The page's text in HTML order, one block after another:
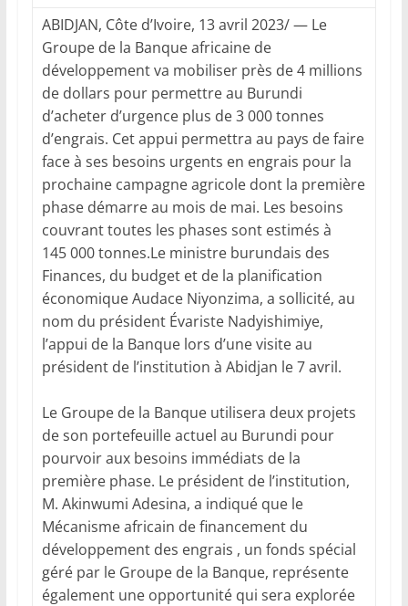
ABIDJAN, Côte d’Ivoire, 13 avril 2023/ — Le
Groupe de la Banque africaine de
développement va mobiliser près de 4 millions
de dollars pour permettre au Burundi
d’acheter d’urgence plus de 3 000 tonnes
d’engrais. Cet appui permettra au pays de faire
face à ses besoins urgents en engrais pour la
prochaine campagne agricole dont la première
phase démarre au mois de mai. Les besoins
couvrant toutes les phases sont estimés à
145 000 tonnes.Le ministre burundais des
Finances, du budget et de la planification
économique Audace Niyonzima, a sollicité, au
nom du président Évariste Nadyishimiye,
l’appui de la Banque lors d’une visite au
président de l’institution à Abidjan le 7 avril.
Le Groupe de la Banque utilisera deux projets
de son portefeuille actuel au Burundi pour
pourvoir aux besoins immédiats de la
première phase. Le président de l’institution,
M. Akinwumi Adesina, a indiqué que le
Mécanisme africain de financement du
développement des engrais , un fonds spécial
géré par le Groupe de la Banque, représente
également une opportunité qui sera explorée